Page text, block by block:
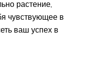
растение,
чувствующее в
ваш успех в